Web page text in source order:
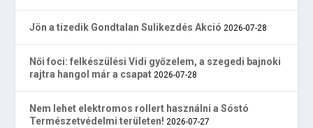
Jön a tizedik Gondtalan Sulikezdés Akció 2026-07-28
Női foci: felkészülési Vidi győzelem, a szegedi bajnoki
rajtra hangol már a csapat 2026-07-28
Nem lehet elektromos rollert használni a Sóstó
Természetvédelmi területen! 2026-07-27